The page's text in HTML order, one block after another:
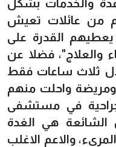
والخدمات بشكل
من عائلات تعيش
القدرة على
والعلاج"، فضلا عن
ثلاث ساعات فقط
(40) مريض ومريضة واحلت منهم
جراحية في مستشفى
الشائعة هي الغدة
والاعم الاغلب